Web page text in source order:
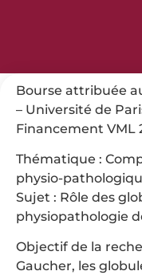
Bourse attribuée
– Université de
Financement VML
Thématique :
physio-
Sujet : Rôle des
physiopathologie
Objectif de la
Gaucher, les